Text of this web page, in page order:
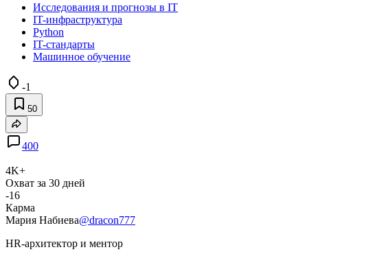
Исследования и прогнозы в IT
IT-инфраструктура
Python
IT-стандарты
Машинное обучение
-1
50
400
4K+
Охват за 30 дней
-16
Карма
Мария Набиева@dracon777
HR-архитектор и ментор